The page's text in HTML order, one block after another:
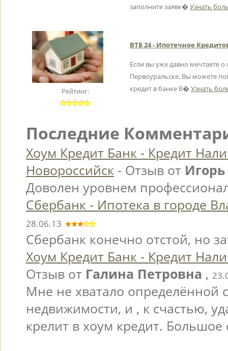
заполните заявк� Узнать
Рейтинг:
ВТБ 24 - Ипотечное
Если вы уже давно мечтаете о
Первоуральске, Вы можете
кредит в банке В� Узнать
Последние
Хоум Кредит Банк - Кредит
Новороссийск - Отзыв от Игорь
Доволен уровнем
Сбербанк - Ипотека в городе
28.06.13
Сбербанк конечно отстой, но
Хоум Кредит Банк - Кредит
Отзыв от Галина Петровна ,
Мне не хватало определённой
недвижимости, и , к счастью,
крелит в хоум кредит. Большое